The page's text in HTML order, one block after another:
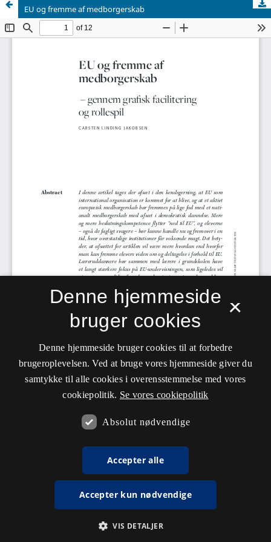
EU og fremme af medborgerskab
×
Denne hjemmeside
bruger cookies
Denne hjemmeside bruger cookies til at forbedre
brugeroplevelsen. Ved at bruge vores hjemmeside giver du
samtykke til alle cookies i overensstemmelse med vores
cookiepolitik. Se vores cookiepolitik
Absolut nødvendige
Accepter alle
Accepter kun nødvendige
VIS DETALJER